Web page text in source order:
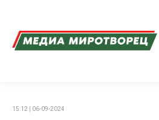
15:12 | 06-09-2024